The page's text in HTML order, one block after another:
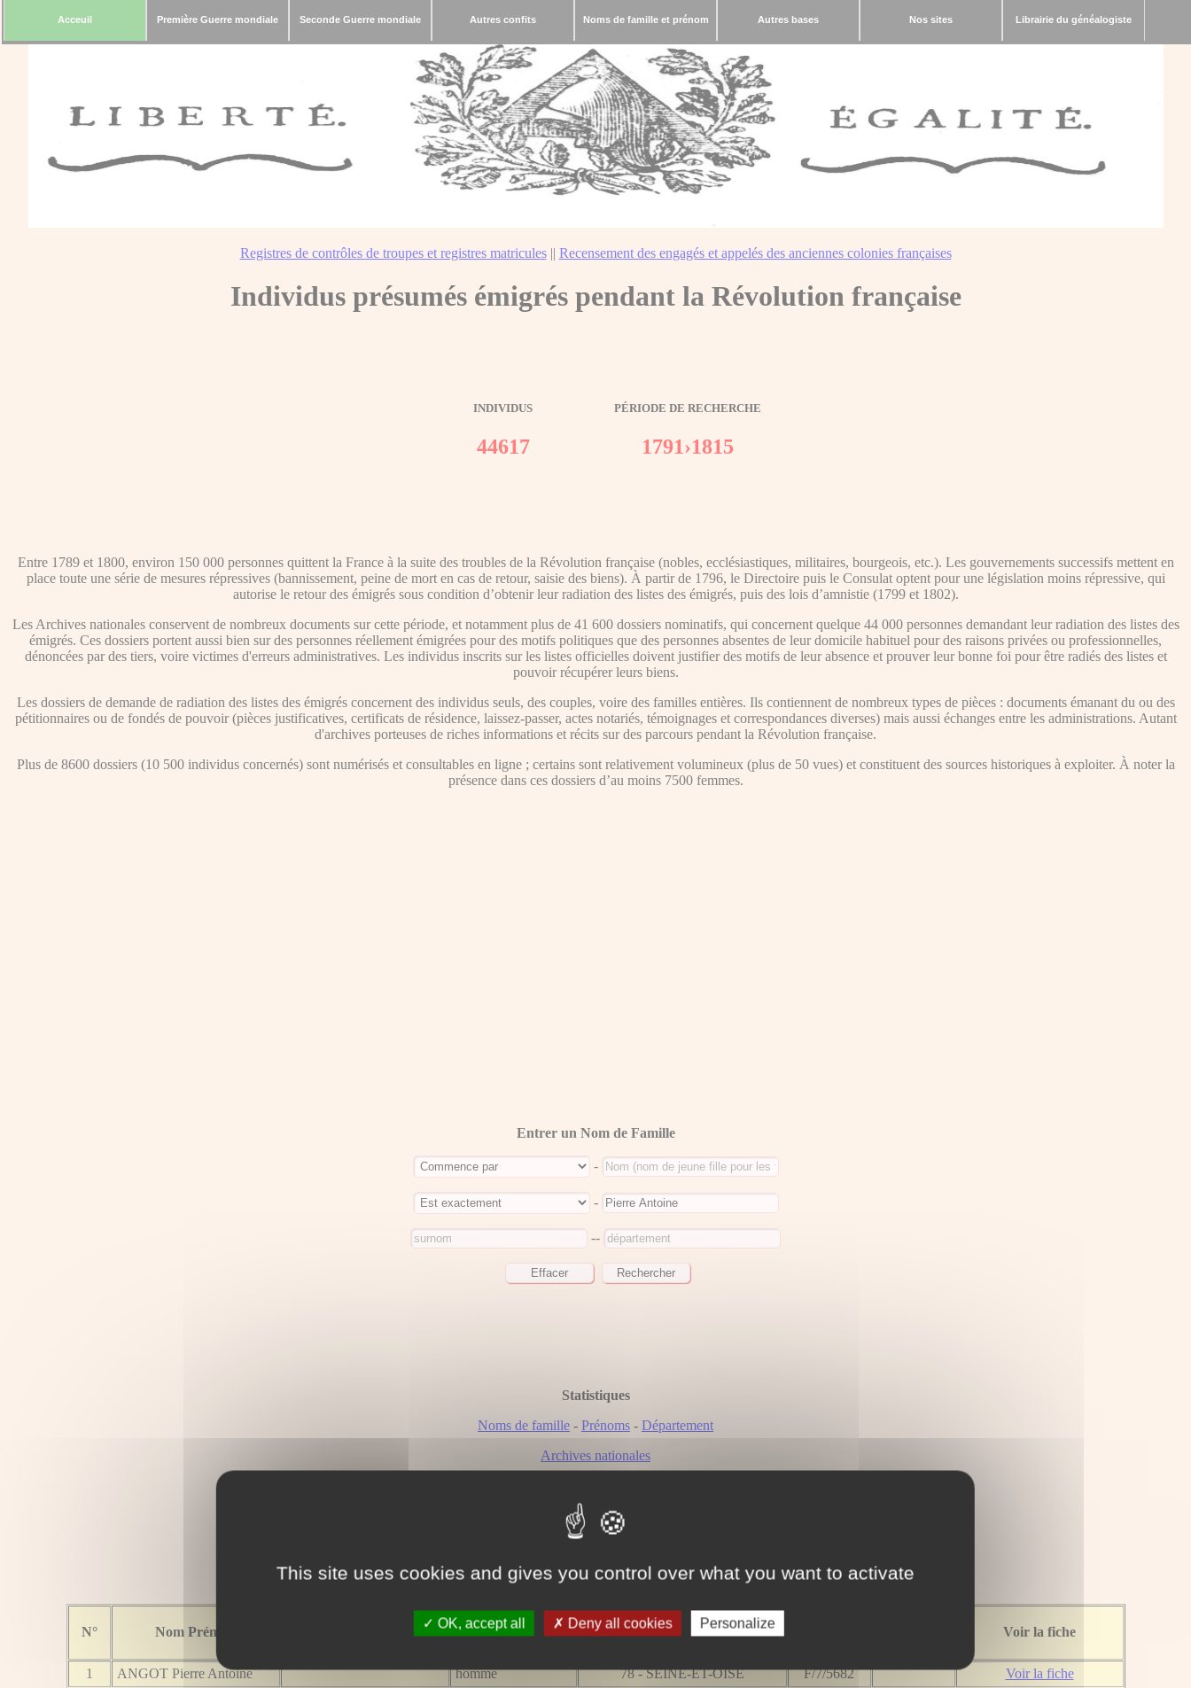
Acceuil Première Guerre mondiale Seconde Guerre mondiale Autres confits Noms de famille et prénom Autres bases Nos sites Librairie du généalogiste
Registres de contrôles de troupes et registres matricules|| Recensement des engagés et appelés des anciennes colonies françaises
Individus présumés émigrés pendant la Révolution française
INDIVIDUS
44617
PÉRIODE DE RECHERCHE
1791›1815
Entre 1789 et 1800, environ 150 000 personnes quittent la France à la suite des troubles de la Révolution française (nobles, ecclésiastiques, militaires, bourgeois, etc.). Les gouvernements successifs mettent en
place toute une série de mesures répressives (bannissement, peine de mort en cas de retour, saisie des biens). À partir de 1796, le Directoire puis le Consulat optent pour une législation moins répressive, qui
autorise le retour des émigrés sous condition d’obtenir leur radiation des listes des émigrés, puis des lois d’amnistie (1799 et 1802).
Les Archives nationales conservent de nombreux documents sur cette période, et notamment plus de 41 600 dossiers nominatifs, qui concernent quelque 44 000 personnes demandant leur radiation des listes des
émigrés. Ces dossiers portent aussi bien sur des personnes réellement émigrées pour des motifs politiques que des personnes absentes de leur domicile habituel pour des raisons privées ou professionnelles,
dénoncées par des tiers, voire victimes d'erreurs administratives. Les individus inscrits sur les listes officielles doivent justifier des motifs de leur absence et prouver leur bonne foi pour être radiés des listes et
pouvoir récupérer leurs biens.
Les dossiers de demande de radiation des listes des émigrés concernent des individus seuls, des couples, voire des familles entières. Ils contiennent de nombreux types de pièces : documents émanant du ou des
pétitionnaires ou de fondés de pouvoir (pièces justificatives, certificats de résidence, laissez-passer, actes notariés, témoignages et correspondances diverses) mais aussi échanges entre les administrations. Autant
d'archives porteuses de riches informations et récits sur des parcours pendant la Révolution française.
Plus de 8600 dossiers (10 500 individus concernés) sont numérisés et consultables en ligne ; certains sont relativement volumineux (plus de 50 vues) et constituent des sources historiques à exploiter. À noter la
présence dans ces dossiers d’au moins 7500 femmes.
Entrer un Nom de Famille
-
-
--
Statistiques
Noms de famille - Prénoms - Département
Archives nationales
Nous avons trouvé 61 personne(s) correspondant à votre recherche
N° Nom Prénom Sexe Département
Voir la fiche
1
ANGOT Pierre Antoine homme 78 - SEINE-ET-OISE F/7/5682
Voir la fiche
This site uses cookies and gives you control over what you want to activate
OK, accept all Deny all cookies Personalize